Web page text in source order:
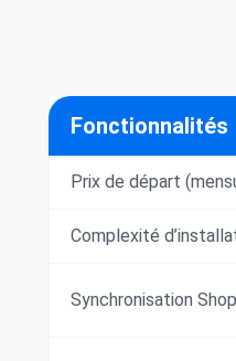
Fonctionnalités
Prix de départ
Complexité
Synchronisation